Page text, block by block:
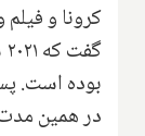
کرونا و
بوده است.
در همین